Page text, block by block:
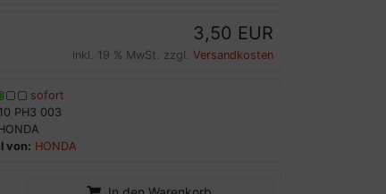
3,50 EUR
inkl. 19 % MwSt. zzgl. Versandkosten
sofort
PH3 003
von: HONDA